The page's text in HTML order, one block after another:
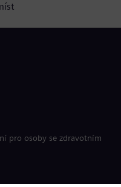
pro osoby se zdravotním